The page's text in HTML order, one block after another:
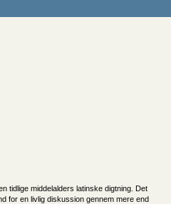
tidlige middelalders latinske digtning. Det
for en livlig diskussion gennem mere end